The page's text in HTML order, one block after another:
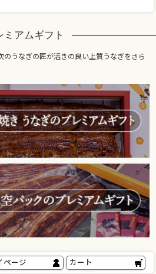
ミアムギフト
のうなぎの匠が活きの良い上質うなぎをさら
ページ カート